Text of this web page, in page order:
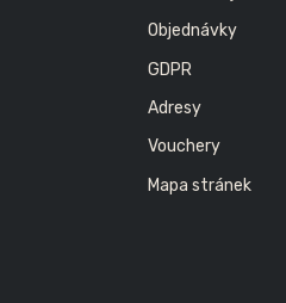
Objednávky
GDPR
Adresy
Vouchery
Mapa stránek